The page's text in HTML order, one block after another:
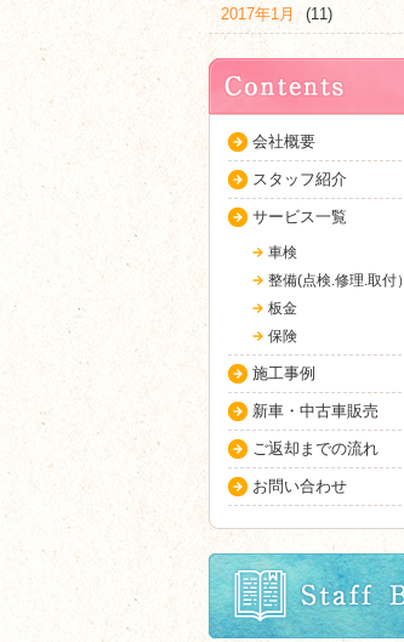
2017年1月 (11)
会社概要
スタッフ紹介
サービス一覧
車検
整備(点検.修理.取付）
板金
保険
施工事例
新車・中古車販売
ご返却までの流れ
お問い合わせ